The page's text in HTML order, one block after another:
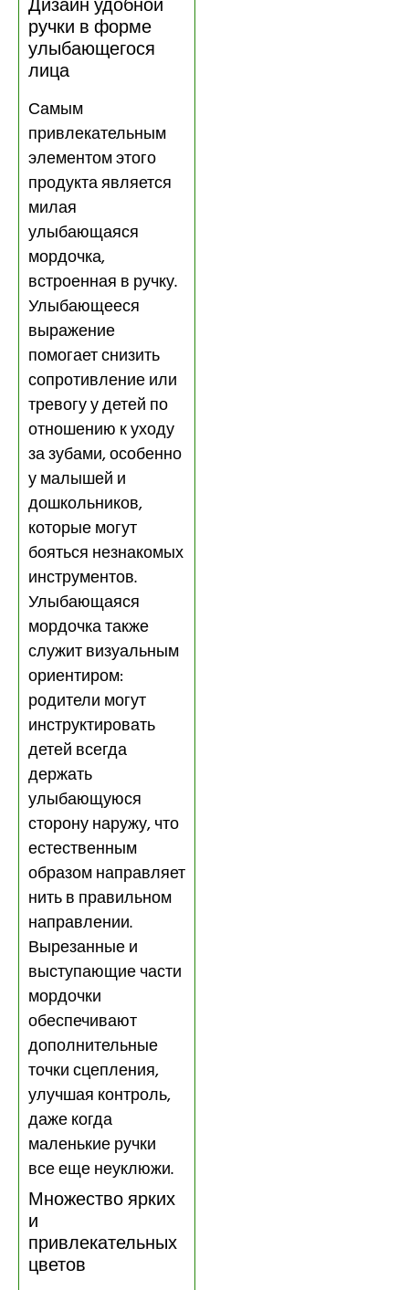
Дизайн удобной
ручки в форме
улыбающегося
лица
Самым
привлекательным
элементом этого
продукта является
милая
улыбающаяся
мордочка,
встроенная в ручку.
Улыбающееся
выражение
помогает снизить
сопротивление или
тревогу у детей по
отношению к уходу
за зубами, особенно
у малышей и
дошкольников,
которые могут
бояться незнакомых
инструментов.
Улыбающаяся
мордочка также
служит визуальным
ориентиром:
родители могут
инструктировать
детей всегда
держать
улыбающуюся
сторону наружу, что
естественным
образом направляет
нить в правильном
направлении.
Вырезанные и
выступающие части
мордочки
обеспечивают
дополнительные
точки сцепления,
улучшая контроль,
даже когда
маленькие ручки
все еще неуклюжи.
Множество ярких
и
привлекательных
цветов